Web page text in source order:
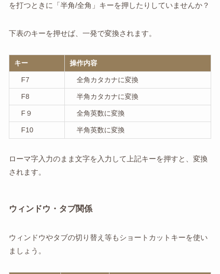
を打つときに「半角/全角」キーを押したりしていませんか？
下表のキーを押せば、一発で変換されます。
キー 操作内容
F7 全角カタカナに変換
F8 半角カタカナに変換
F９ 全角英数に変換
F10 半角英数に変換
ローマ字入力のまま文字を入力して上記キーを押すと、変換
されます。
ウィンドウ・タブ関係
ウィンドウやタブの切り替え等もショートカットキーを使い
ましょう。